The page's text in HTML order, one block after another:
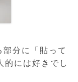
分に「貼って
的には好きでし